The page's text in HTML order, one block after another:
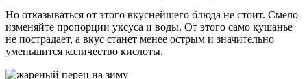
Но отказываться от этого вкуснейшего блюда не стоит. Смело
изменяйте пропорции уксуса и воды. От этого само кушанье
не пострадает, а вкус станет менее острым и значительно
уменьшится количество кислоты.